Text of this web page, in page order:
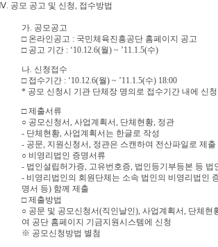
Ⅳ. 공모 공고 및 신청, 접수방법
가. 공모공고
□ 온라인공고 : 국민체육진흥공단 홈페이지 공고
□ 공고 기간 : ‘10.12.6(월) ~ ’11.1.5(수)
나. 신청접수
□ 접수기간 : ‘10.12.6(월) ~ ’11.1.5(수) 18:00
* 공모 신청시 기관 단체장 명의로 접수기간 내에 신청
□ 제출서류
○ 공모신청서, 사업계획서, 단체현황, 정관
- 단체현황, 사업계획서는 한글로 작성
- 공문, 지원신청서, 정관은 스캔하여 전산파일로 제출
○ 비영리법인 증명서류
- 법인설립허가증, 고유번호증, 법인등기부등본 등 법
- 비영리법인의 회원단체는 소속 법인의 비영리법인
명서 등) 함께 제출
□ 제출방법
○ 공문 및 공모신청서(직인날인), 사업계획서, 단체
여 공단 홈페이지 기금지원시스템에 신청
※ 공모신청방법 별첨